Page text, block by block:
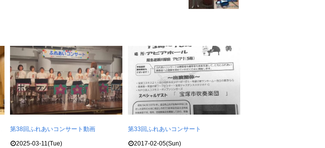
第38回ふれあいコンサート動画
2025-03-11(Tue)
第33回ふれあいコンサート
2017-02-05(Sun)